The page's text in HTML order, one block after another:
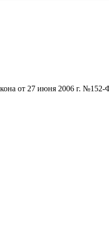
от 27 июня 2006 г.